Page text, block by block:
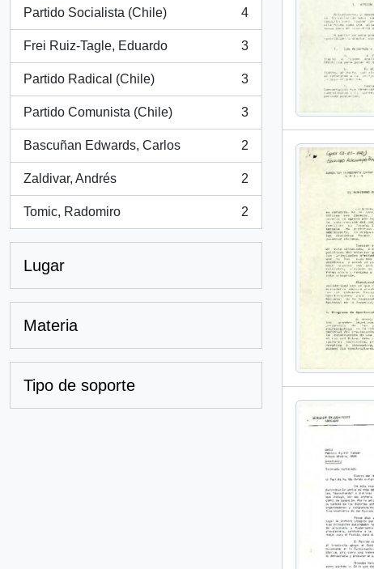
Partido Socialista (Chile)
, 4 resultados
4
Frei Ruiz-Tagle, Eduardo
, 3 resultados
3
Partido Radical (Chile)
, 3 resultados
3
Partido Comunista (Chile)
, 3 resultados
3
Bascuñan Edwards, Carlos
, 2 resultados
2
Zaldivar, Andrés
, 2 resultados
2
Tomic, Radomiro
, 2 resultados
2
Lugar
Materia
Tipo de soporte